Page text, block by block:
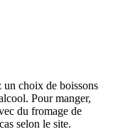
un choix de boissons
Pour manger,
du fromage de
selon le site.